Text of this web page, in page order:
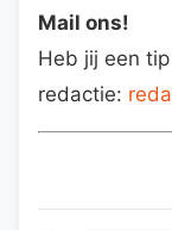
Mail ons!
Heb jij een
redactie: